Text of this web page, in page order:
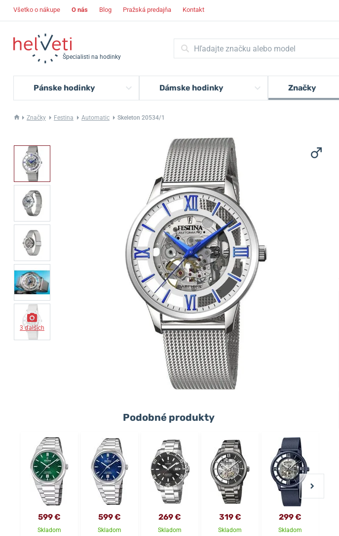
Všetko o nákupe O nás Blog Pražská predajňa Kontakt
Špecialisti na hodinky
Pánske hodinky Dámske hodinky Značky
Značky Festina Automatic Skeleton 20534/1
3 ďalších
Podobné produkty
599 €
Skladom
599 €
Skladom
269 €
Skladom
319 €
Skladom
299 €
Skladom